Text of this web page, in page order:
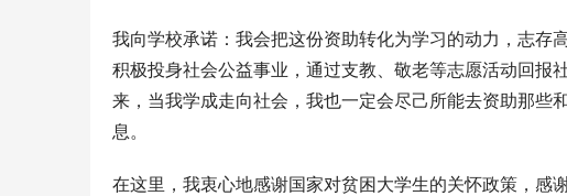
我向学校承诺：我会把这份资助转化为学习的动力，志存
积极投身社会公益事业，通过支教、敬老等志愿活动回报
来，当我学成走向社会，我也一定会尽己所能去资助那些
息。
在这里，我衷心地感谢国家对贫困大学生的关怀政策，感